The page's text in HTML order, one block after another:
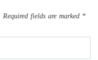
Required fields are marked *